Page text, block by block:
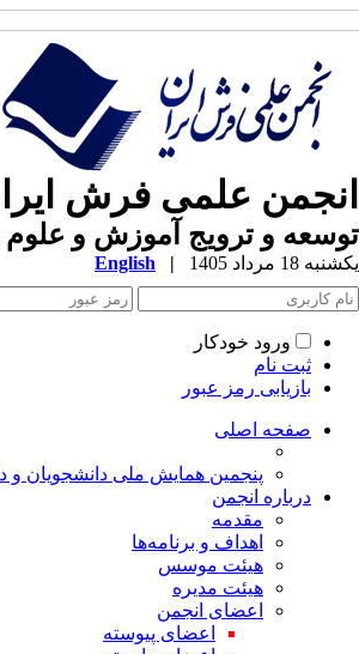
انجمن علمی فرش
توسعه و ترویج آموزش و
یکشنبه 18 مرداد 1405 |
English
ورود خودکار
ثبت نام
بازیابی رمز عبور
صفحه اصلی
پنجمین همایش ملی دانشجویان و
درباره انجمن
مقدمه
اهداف و برنامه‌ها
هیئت موسس
هیئت مدیره
اعضای انجمن
اعضای پیوسته